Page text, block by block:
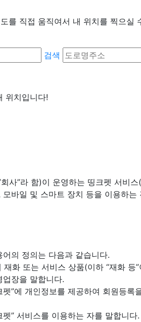
를 직접 움직여서 내 위치를 찍으실
검색
위치입니다!
사”라 함)이 운영하는 띵크펫 서비
바일 및 스마트 장치 등을 이용하
의 정의는 다음과 같습니다.
재화 또는 서비스 상품(이하 “재화
장을 말합니다.
펫”에 개인정보를 제공하여 회원등
펫” 서비스를 이용하는 자를 말합니다.